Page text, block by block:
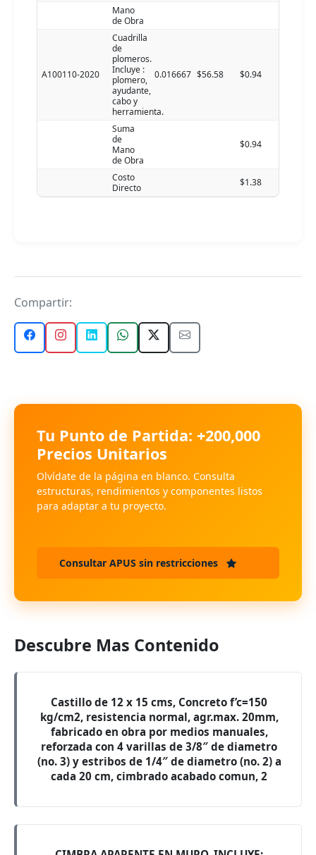
Mano
de Obra
A100110-2020
Cuadrilla
de
plomeros.
Incluye :
plomero,
ayudante,
cabo y
herramienta.
0.016667 $56.58 $0.94
Suma
de
Mano
de Obra
$0.94
Costo
Directo
$1.38
Compartir:
Tu Punto de Partida: +200,000
Precios Unitarios
Olvídate de la página en blanco. Consulta
estructuras, rendimientos y componentes listos
para adaptar a tu proyecto.
Consultar APUS sin restricciones
Descubre Mas Contenido
Castillo de 12 x 15 cms, Concreto f’c=150
kg/cm2, resistencia normal, agr.max. 20mm,
fabricado en obra por medios manuales,
reforzada con 4 varillas de 3/8″ de diametro
(no. 3) y estribos de 1/4″ de diametro (no. 2) a
cada 20 cm, cimbrado acabado comun, 2